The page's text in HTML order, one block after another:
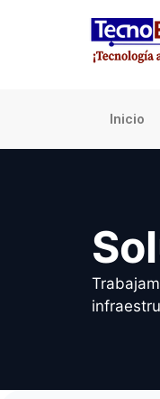
Inicio